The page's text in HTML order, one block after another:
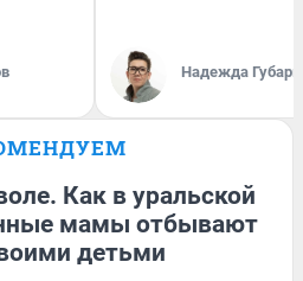
Надежда Губарь
Как в уральской
мамы отбывают
детьми